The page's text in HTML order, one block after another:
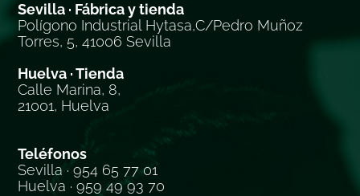
Sevilla · Fábrica y tienda
Polígono Industrial Hytasa,C/Pedro Muñoz
Torres, 5, 41006 Sevilla
Huelva · Tienda
Calle Marina, 8,
21001, Huelva
Teléfonos
Sevilla · 954 65 77 01
Huelva · 959 49 93 70